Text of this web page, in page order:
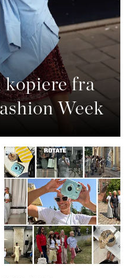
kopiere fra
Week